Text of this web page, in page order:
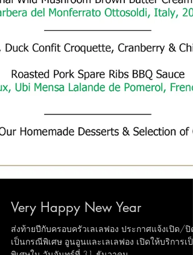
Very Happy New Year
ส่งท้ายปีกับครอบครัวเลเลฟอง ประกาศแจ้งเปิด/ปิด